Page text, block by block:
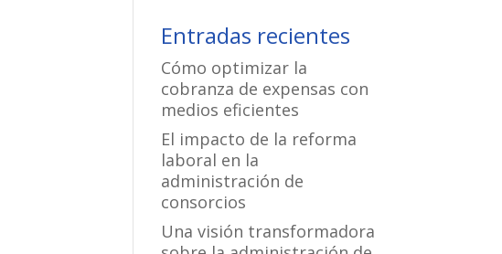
Entradas recientes
Cómo optimizar la
cobranza de expensas con
medios eficientes
El impacto de la reforma
laboral en la
administración de
consorcios
Una visión transformadora